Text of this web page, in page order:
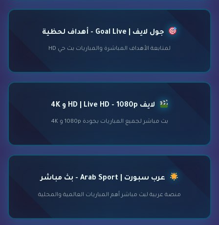
جول لايف | Goal Live - أهداف لحظية
لمتابعة الأهداف المباشرة والمباريات بث حي HD
لايف HD | Live HD - 1080p و 4K
بث مباشر لجميع المباريات بجودة 1080p و 4K
عرب سبورت | Arab Sport - بث مباشر
منصة عربية لبث مباشر أهم المباريات العالمية والمحلية